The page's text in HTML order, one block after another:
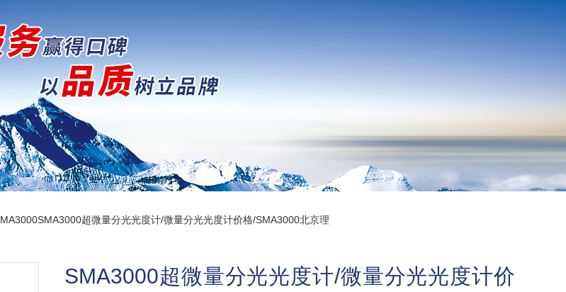
超微量分光光度计/微量分光光度计价格/SMA3000北京理
SMA3000超微量分光光度计/微量分光光度计价